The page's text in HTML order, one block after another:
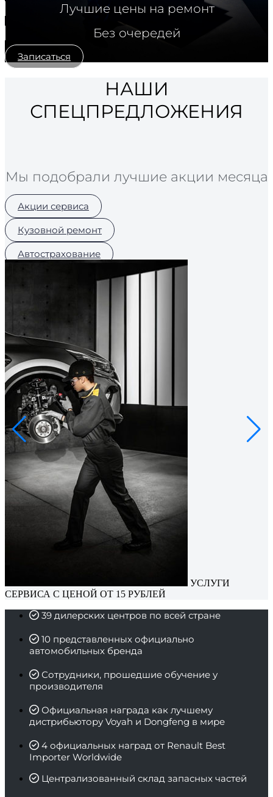
Лучшие цены на ремонт
Без очередей
Записаться
НАШИ
СПЕЦПРЕДЛОЖЕНИЯ
Мы подобрали лучшие акции месяца
Акции сервиса
Кузовной ремонт
Автострахование
УСЛУГИ
СЕРВИСА С ЦЕНОЙ ОТ 15 РУБЛЕЙ
39 дилерских центров по всей стране
10 представленных официально
автомобильных бренда
Сотрудники, прошедшие обучение у
производителя
Официальная награда как лучшему
дистрибьютору Voyah и Dongfeng в мире
4 официальных наград от Renault Best
Importer Worldwide
Централизованный склад запасных частей